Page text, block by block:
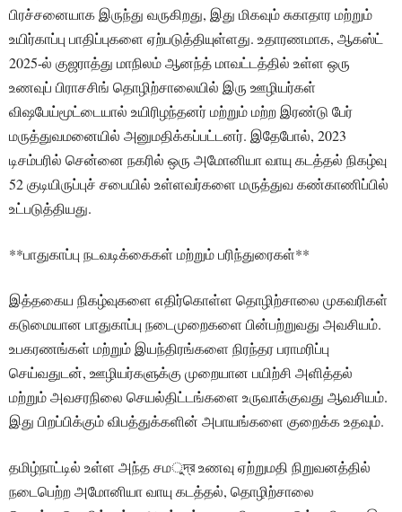
பிரச்சனையாக இருந்து வருகிறது, இது மிகவும் சுகாதார மற்றும்
உயிர்காப்பு பாதிப்புகளை ஏற்படுத்தியுள்ளது. உதாரணமாக, ஆகஸ்ட்
2025-ல் குஜராத்து மாநிலம் ஆனந்த் மாவட்டத்தில் உள்ள ஒரு
உணவுப் பிராசசிங் தொழிற்சாலையில் இரு ஊழியர்கள்
விஷபேய்மூட்டையால் உயிரிழந்தனர் மற்றும் மற்ற இரண்டு பேர்
மருத்துவமனையில் அனுமதிக்கப்பட்டனர். இதேபோல், 2023
டிசம்பரில் சென்னை நகரில் ஒரு அமோனியா வாயு கடத்தல் நிகழ்வு
52 குடியிருப்புச் சபையில் உள்ளவர்களை மருத்துவ கண்காணிப்பில்
உட்படுத்தியது.
**பாதுகாப்பு நடவடிக்கைகள் மற்றும் பரிந்துரைகள்**
இத்தகைய நிகழ்வுகளை எதிர்கொள்ள தொழிற்சாலை முகவரிகள்
கடுமையான பாதுகாப்பு நடைமுறைகளை பின்பற்றுவது அவசியம்.
உபகரணங்கள் மற்றும் இயந்திரங்களை நிரந்தர பராமரிப்பு
செய்வதுடன், ஊழியர்களுக்கு முறையான பயிற்சி அளித்தல்
மற்றும் அவசரநிலை செயல்திட்டங்களை உருவாக்குவது ஆவசியம்.
இது பிறப்பிக்கும் விபத்துக்களின் அபாயங்களை குறைக்க உதவும்.
தமிழ்நாட்டில் உள்ள அந்த சமুদ্র உணவு ஏற்றுமதி நிறுவனத்தில்
நடைபெற்ற அமோனியா வாயு கடத்தல், தொழிற்சாலை